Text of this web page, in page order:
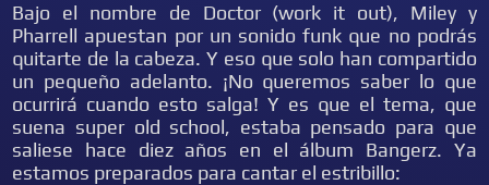
Bajo el nombre de Doctor (work it out), Miley y
Pharrell apuestan por un sonido funk que no podrás
quitarte de la cabeza. Y eso que solo han compartido
un pequeño adelanto. ¡No queremos saber lo que
ocurrirá cuando esto salga! Y es que el tema, que
suena super old school, estaba pensado para que
saliese hace diez años en el álbum Bangerz. Ya
estamos preparados para cantar el estribillo: